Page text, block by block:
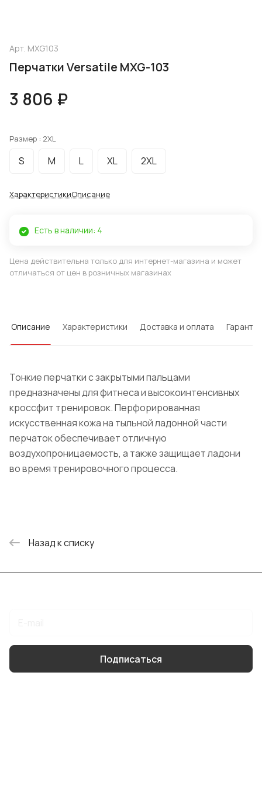
Арт. MXG103
Перчатки Versatile MXG-103
3 806 ₽
Размер : 2XL
S M L XL 2XL
ХарактеристикиОписание
Есть в наличии: 4
Цена действительна только для интернет-магазина и может
отличаться от цен в розничных магазинах
Описание Характеристики Доставка и оплата
Тонкие перчатки с закрытыми пальцами
предназначены для фитнеса и высокоинтенсивных
кроссфит тренировок. Перфорированная
искусственная кожа на тыльной ладонной части
перчаток обеспечивает отличную
воздухопроницаемость, а также защищает ладони
во время тренировочного процесса.
Назад к списку
Подписаться